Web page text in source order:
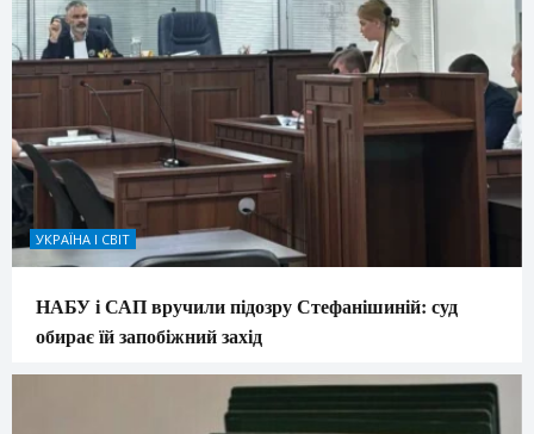
УКРАЇНА І СВІТ
НАБУ і САП вручили підозру Стефанішиній: суд
обирає їй запобіжний захід